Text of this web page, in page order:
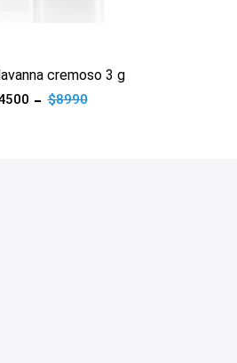
cremoso 3 g
$8990